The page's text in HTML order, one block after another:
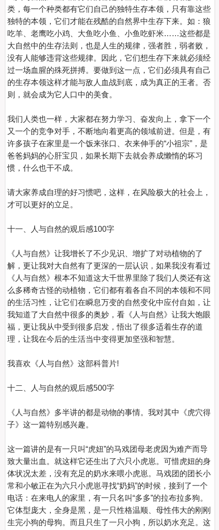
类，每一个种类都有它们自己的独特生存本领，只有靠这些
独特的本领，它们才能在残酷的自然界中生存下来。如：狼
吃羊、老鹰吃小鸡、大鱼吃小鱼、小鱼吃虾米……这些都是
大自然中的生存法则，也是人生的规律，强者胜，弱者败，
没有人能够违背这些规律。因此，它们想生存下来就必须经
过一场血腥的殊死拼搏。要做到这一点，它们必须具有自己
的生存本领这样才能与敌人血战到底，成为真正的王者。否
则，就会成为它人口中的美食。
我们人类也一样，大家都在努力学习、奋发向上，拿下一个
又一个的竞争对手，不断地向着更高的领域前进。但是，有
许多孩子在家里是一个饭来张口、衣来伸手的“小祖宗”，是
爸爸妈妈的心肝宝贝，如果长期下去就会养成懒惰的坏习
惯，什么也干不成。
请大家养成自理的好习惯吧，这样，在风险极大的社会上，
才可以更好的立足。
十一、人与自然的观后感100字
《人与自然》让我增长了不少见识、增扩了对动植物的了
解，更让我对大自然有了更深的一层认识，如果我没有看过
《人与自然》根本不知道这大千世界里除了我们人类还有这
么多稀奇古怪的动植物，它们都有着各自不同的本领和不同
的生活习性，让它们在瞬息万变的自然变化中应付自如，让
我知道了大自然中很多的奥妙，看《人与自然》让我大饱眼
福，更让我从中受到很多启发，悟出了很多适着生存的道
理，让我在今后的生活当中变得更加坚强和智慧。
我喜欢《人与自然》这部科普片!
十二、人与自然的观后感500字
《人与自然》多半讲的都是动物的事情。我对其中《虎穴得
子》这一篇特别感兴趣。
这一篇讲的是有一只叫“虎妞”的马戏团母老虎因为难产而导
致大量出血。就这样它还生出了六只小虎崽。可惜虎妞的身
体状况太差，没有充足的奶水来喂小虎崽。马戏团的团长小
常和小敏正在为六只小虎崽寻找“奶妈”的时候，接到了一个
电话：在来电人的家里，有一只名叫“多多”的拉布拉多狗。
它体型庞大，全身是黑，是一只性格温顺、母性伟大的刚刚
生完小狗的母狗。而且只生了一只小狗，所以奶水充足。这